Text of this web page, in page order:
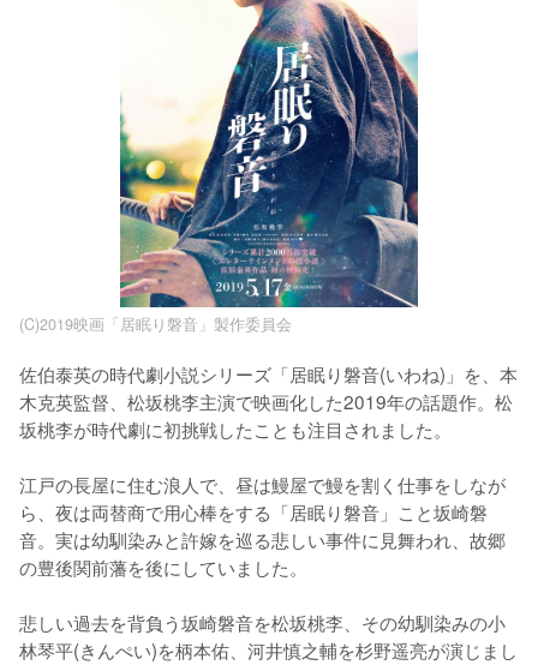
(C)2019映画「居眠り磐音」製作委員会
佐伯泰英の時代劇小説シリーズ「居眠り磐音(いわね)」を、本
木克英監督、松坂桃李主演で映画化した2019年の話題作。松
坂桃李が時代劇に初挑戦したことも注目されました。
江戸の長屋に住む浪人で、昼は鰻屋で鰻を割く仕事をしなが
ら、夜は両替商で用心棒をする「居眠り磐音」こと坂崎磐
音。実は幼馴染みと許嫁を巡る悲しい事件に見舞われ、故郷
の豊後関前藩を後にしていました。
悲しい過去を背負う坂崎磐音を松坂桃李、その幼馴染みの小
林琴平(きんぺい)を柄本佑、河井慎之輔を杉野遥亮が演じまし